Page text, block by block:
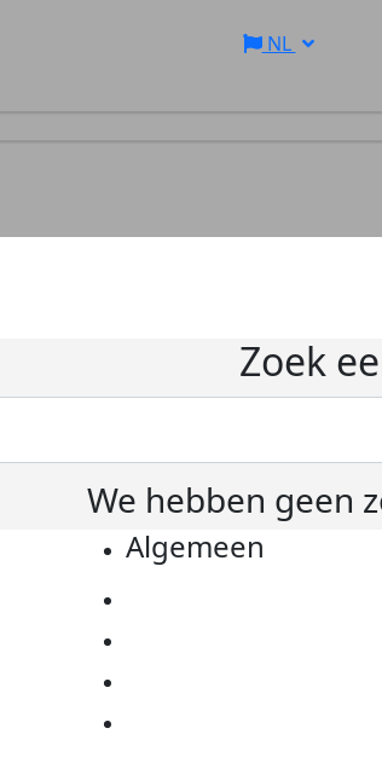
NL
Zoek
We hebben geen
Algemeen